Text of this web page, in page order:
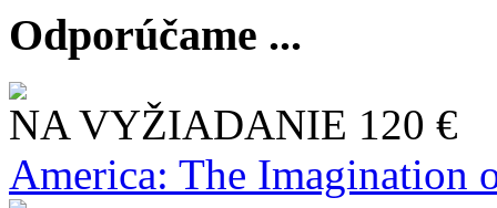
Odporúčame ...
NA VYŽIADANIE 120 €
America: The Imagination